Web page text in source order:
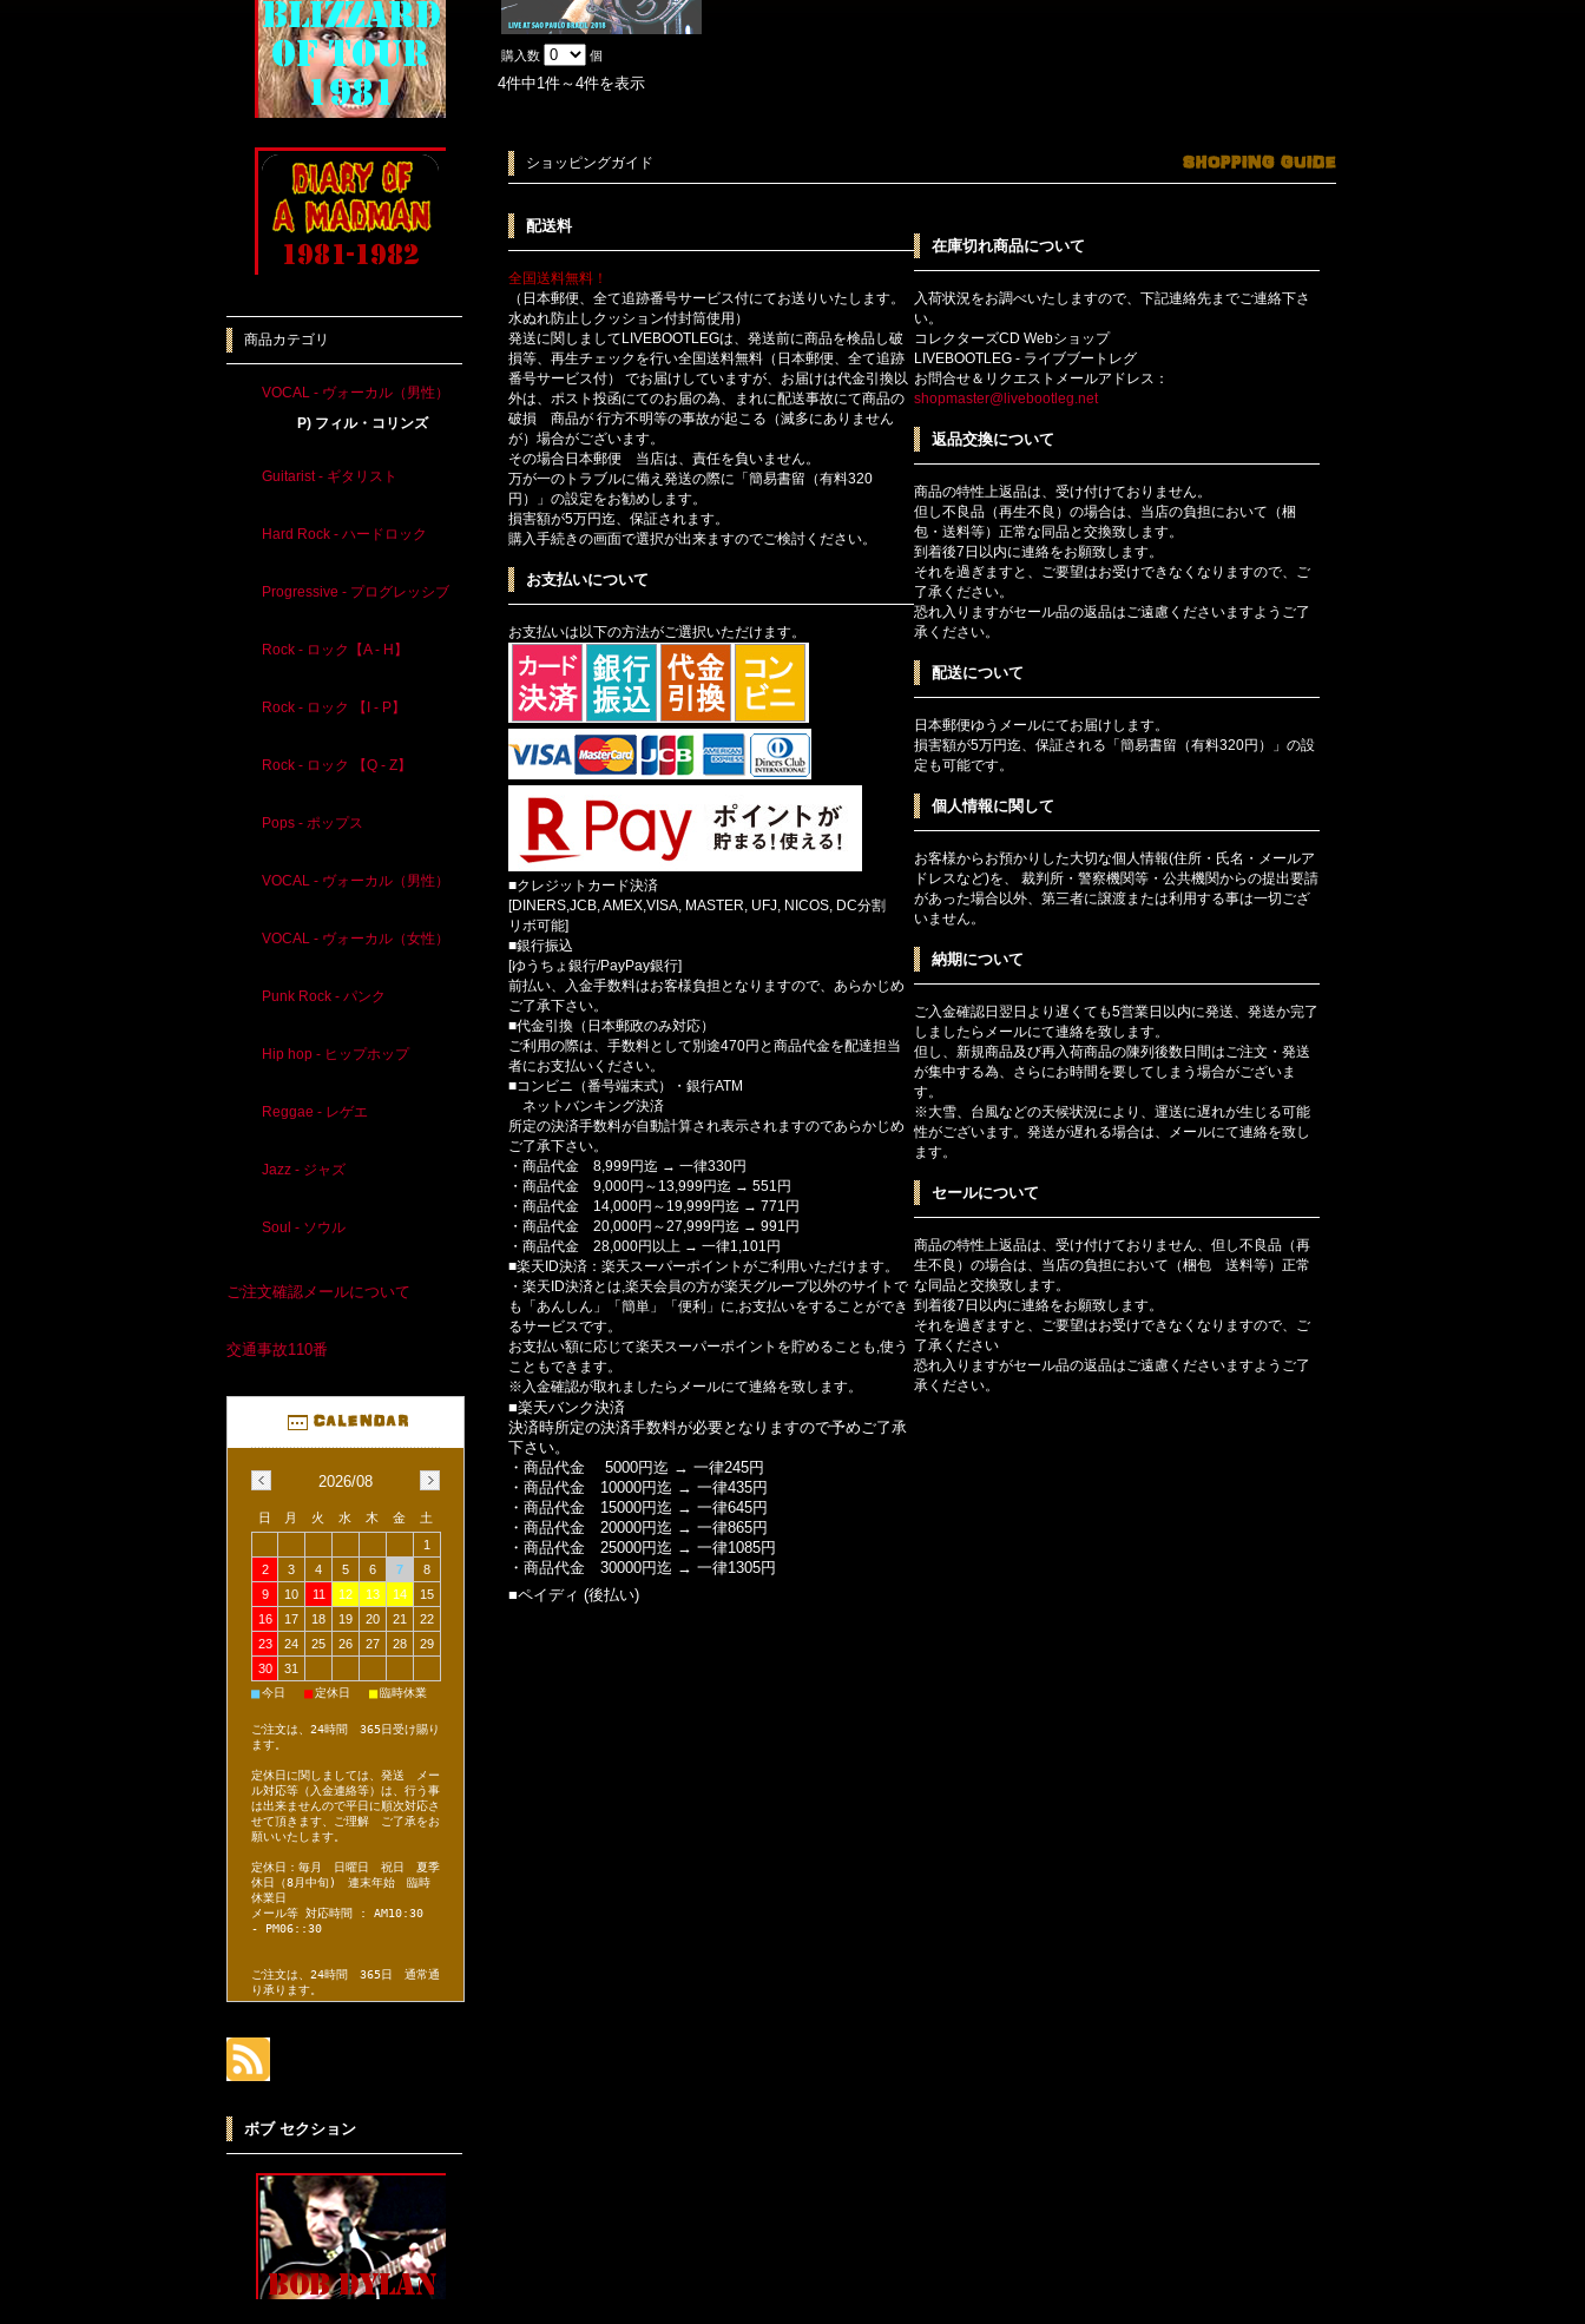
購入数 個
4件中1件～4件を表示
ショッピングガイド
配送料
全国送料無料！
（日本郵便、全て追跡番号サービス付にてお送りいたします。
水ぬれ防止しクッション付封筒使用）
発送に関しましてLIVEBOOTLEGは、発送前に商品を検品し破
損等、再生チェックを行い全国送料無料（日本郵便、全て追跡
番号サービス付） でお届けしていますが、お届けは代金引換以
外は、ポスト投函にてのお届の為、まれに配送事故にて商品の
破損 商品が 行方不明等の事故が起こる（滅多にありません
が）場合がございます。
その場合日本郵便 当店は、責任を負いません。
万が一のトラブルに備え発送の際に「簡易書留（有料320
円）」の設定をお勧めします。
損害額が5万円迄、保証されます。
購入手続きの画面で選択が出来ますのでご検討ください。
お支払いについて
お支払いは以下の方法がご選択いただけます。
■クレジットカード決済
[DINERS,JCB, AMEX,VISA, MASTER, UFJ, NICOS, DC分割
リボ可能]
■銀行振込
[ゆうちょ銀行/PayPay銀行]
前払い、入金手数料はお客様負担となりますので、あらかじめ
ご了承下さい。
■代金引換（日本郵政のみ対応）
ご利用の際は、手数料として別途470円と商品代金を配達担当
者にお支払いください。
■コンビニ（番号端末式）・銀行ATM
ネットバンキング決済
所定の決済手数料が自動計算され表示されますのであらかじめ
ご了承下さい。
・商品代金 8,999円迄 → 一律330円
・商品代金 9,000円～13,999円迄 → 551円
・商品代金 14,000円～19,999円迄 → 771円
・商品代金 20,000円～27,999円迄 → 991円
・商品代金 28,000円以上 → 一律1,101円
■楽天ID決済：楽天スーパーポイントがご利用いただけます。
・楽天ID決済とは,楽天会員の方が楽天グループ以外のサイトで
も「あんしん」「簡単」「便利」に,お支払いをすることができ
るサービスです。
お支払い額に応じて楽天スーパーポイントを貯めることも,使う
こともできます。
※入金確認が取れましたらメールにて連絡を致します。
■楽天バンク決済
決済時所定の決済手数料が必要となりますので予めご了承
下さい。
・商品代金 5000円迄 → 一律245円
・商品代金 10000円迄 → 一律435円
・商品代金 15000円迄 → 一律645円
・商品代金 20000円迄 → 一律865円
・商品代金 25000円迄 → 一律1085円
・商品代金 30000円迄 → 一律1305円
在庫切れ商品について
入荷状況をお調べいたしますので、下記連絡先までご連絡下さ
い。
コレクターズCD Webショップ
LIVEBOOTLEG - ライブブートレグ
お問合せ＆リクエストメールアドレス：
shopmaster@livebootleg.net
返品交換について
商品の特性上返品は、受け付けておりません。
但し不良品（再生不良）の場合は、当店の負担において（梱
包・送料等）正常な同品と交換致します。
到着後7日以内に連絡をお願致します。
それを過ぎますと、ご要望はお受けできなくなりますので、ご
了承ください。
恐れ入りますがセール品の返品はご遠慮くださいますようご了
承ください。
配送について
日本郵便ゆうメールにてお届けします。
損害額が5万円迄、保証される「簡易書留（有料320円）」の設
定も可能です。
個人情報に関して
お客様からお預かりした大切な個人情報(住所・氏名・メールア
ドレスなど)を、 裁判所・警察機関等・公共機関からの提出要請
があった場合以外、第三者に譲渡または利用する事は一切ござ
いません。
納期について
ご入金確認日翌日より遅くても5営業日以内に発送、発送か完了
しましたらメールにて連絡を致します。
但し、新規商品及び再入荷商品の陳列後数日間はご注文・発送
が集中する為、さらにお時間を要してしまう場合がございま
す。
※大雪、台風などの天候状況により、運送に遅れが生じる可能
性がございます。発送が遅れる場合は、メールにて連絡を致し
ます。
セールについて
商品の特性上返品は、受け付けておりません、但し不良品（再
生不良）の場合は、当店の負担において（梱包 送料等）正常
な同品と交換致します。
到着後7日以内に連絡をお願致します。
それを過ぎますと、ご要望はお受けできなくなりますので、ご
了承ください
恐れ入りますがセール品の返品はご遠慮くださいますようご了
承ください。
■ペイディ (後払い)
商品カテゴリ
VOCAL - ヴォーカル（男性）
P) フィル・コリンズ
Guitarist - ギタリスト
Hard Rock - ハードロック
Progressive - プログレッシブ
Rock - ロック【A - H】
Rock - ロック 【I - P】
Rock - ロック 【Q - Z】
Pops - ポップス
VOCAL - ヴォーカル（男性）
VOCAL - ヴォーカル（女性）
Punk Rock - パンク
Hip hop - ヒップホップ
Reggae - レゲエ
Jazz - ジャズ
Soul - ソウル
ご注文確認メールについて
交通事故110番
2026/08
日 月 火 水 木 金
土
1
2
3 4 5 6 7
8
9
10 11 12 13 14
15
16
17 18 19 20 21
22
23
24 25 26 27 28
29
30
31
■今日 ■定休日 ■臨時休業
ご注文は、24時間 365日受け賜り
ます。
定休日に関しましては、発送 メー
ル対応等（入金連絡等）は、行う事
は出来ませんので平日に順次対応さ
せて頂きます、ご理解 ご了承をお
願いいたします。
定休日：毎月 日曜日 祝日 夏季
休日（8月中旬) 連末年始 臨時
休業日
メール等 対応時間 : AM10:30
- PM06::30
ご注文は、24時間 365日 通常通
り承ります。
ボブ セクション